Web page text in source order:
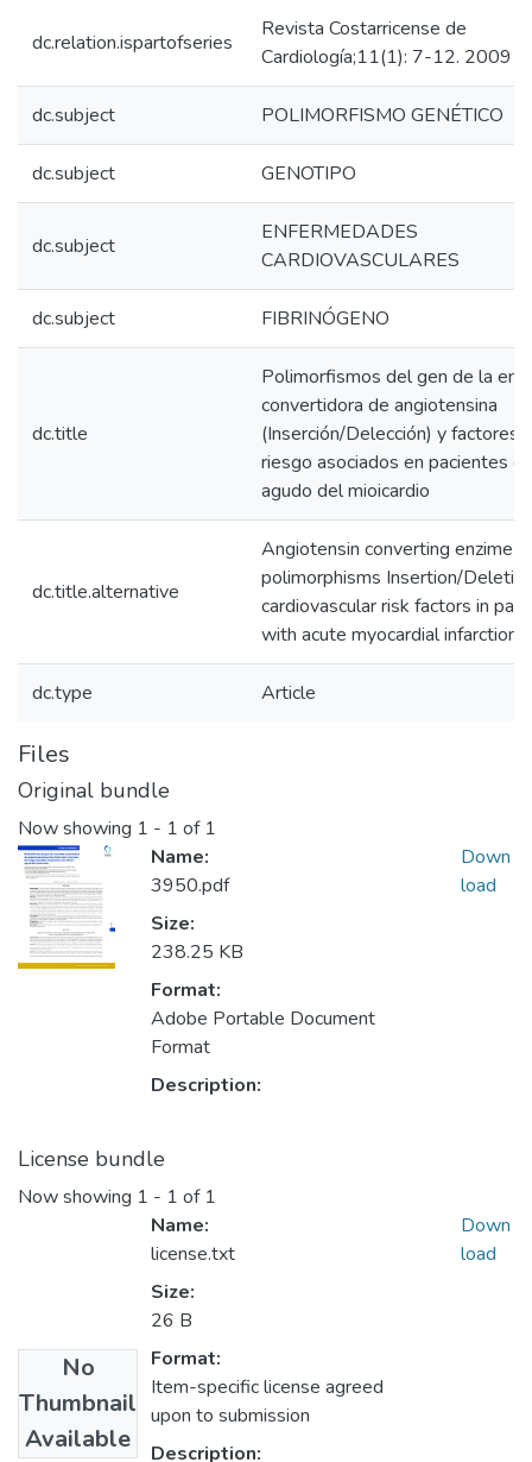
dc.relation.ispartofseries
Revista Costarricense de
Cardiología;11(1): 7-12. 2009
dc.subject POLIMORFISMO GENÉTICO
dc.subject GENOTIPO
dc.subject
ENFERMEDADES
CARDIOVASCULARES
dc.subject FIBRINÓGENO
dc.title
Polimorfismos del gen de la
convertidora de angiotensina
(Inserción/Delección) y factores
riesgo asociados en pacientes
agudo del mioicardio
dc.title.alternative
Angiotensin converting enzime
polimorphisms Insertion/
cardiovascular risk factors in
with acute myocardial infarction
dc.type Article
Files
Original bundle
Now showing 1 - 1 of 1
Name:
3950.pdf
Size:
238.25 KB
Format:
Adobe Portable Document
Format
Description:
Down
load
License bundle
Now showing 1 - 1 of 1
No
Thumbnail
Available
Name:
license.txt
Size:
26 B
Format:
Item-specific license agreed
upon to submission
Description:
Down
load